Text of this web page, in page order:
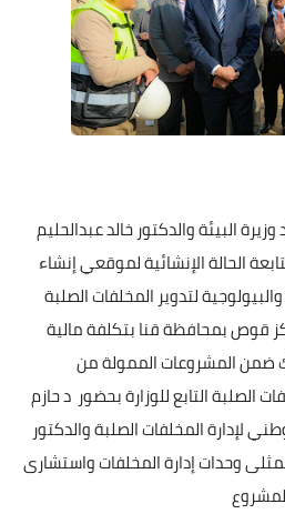
البيئة والدكتور خالد عبدالحليم
الحالة الإنشائية لموقعي إنشاء
لتدوير المخلفات الصلبة
قوص بمحافظة قنا بتكلفة مالية
وذلك ضمن المشروعات الممولة من
الصلبة التابع للوزارة بحضور د حازم
لإدارة المخلفات الصلبة والدكتور
وحدات إدارة المخلفات واستشارى